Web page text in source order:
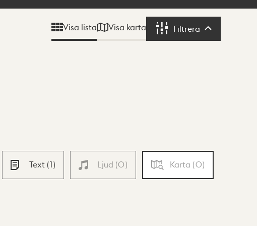
Visa lista Visa karta Filtrera Filtrera
Text (1) Ljud (0) Karta (0)